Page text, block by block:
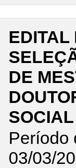
EDITAL
DE
Período
03/03/